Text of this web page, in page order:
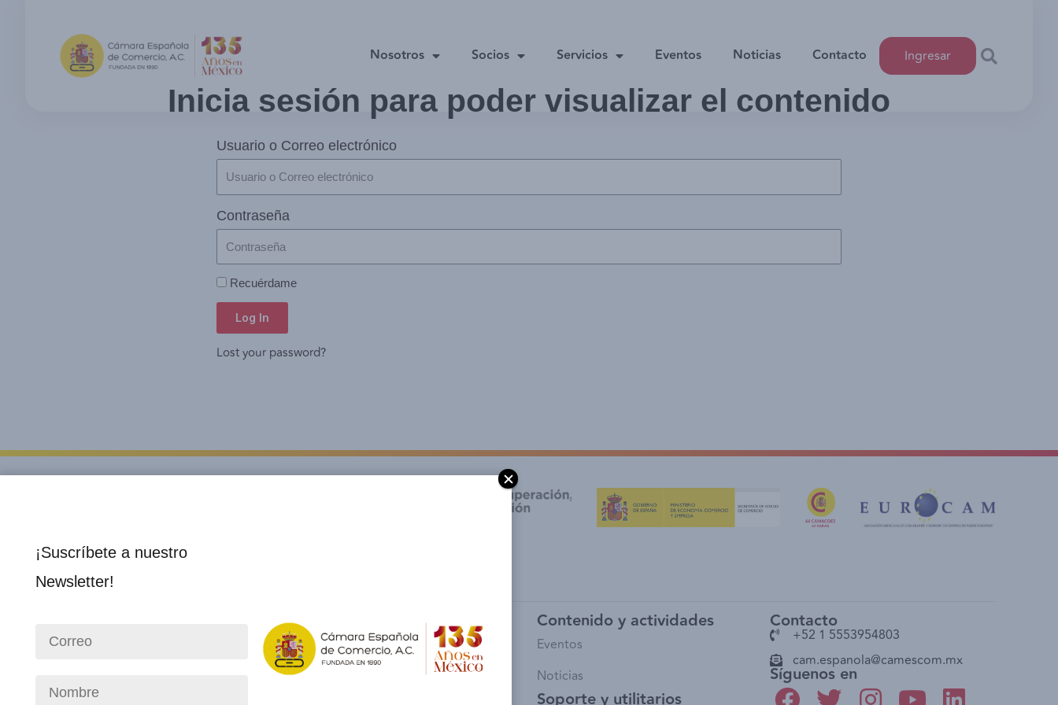
Nosotros Socios Servicios Eventos Noticias Contacto Ingresar
Inicia sesión para poder visualizar el contenido
Usuario o Correo electrónico
Contraseña
Recuérdame
Log In
Lost your password?
Nosotros
Socios y afiliación
Directorio de Socios
Membresía
Contenido y actividades
Eventos
Noticias
Soporte y utilitarios
Contacto
+52 1 5553954803
cam.espanola@camescom.mx
Síguenos en
¡Suscríbete a nuestro
Newsletter!